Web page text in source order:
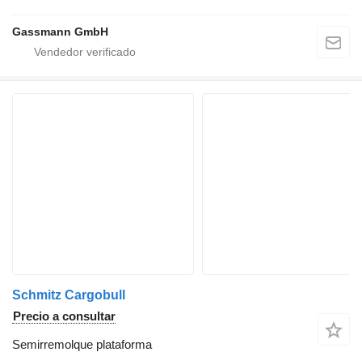
Gassmann GmbH
Schmitz Cargobull
Precio a consultar
Semirremolque plataforma